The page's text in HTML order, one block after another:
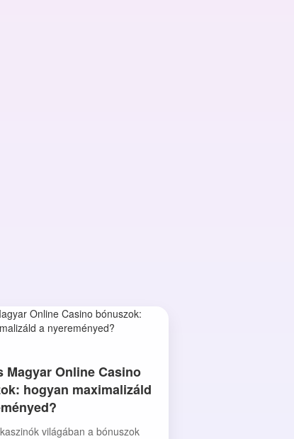
Magyar Online Casino
hogyan maximalizáld
világában a bónuszok